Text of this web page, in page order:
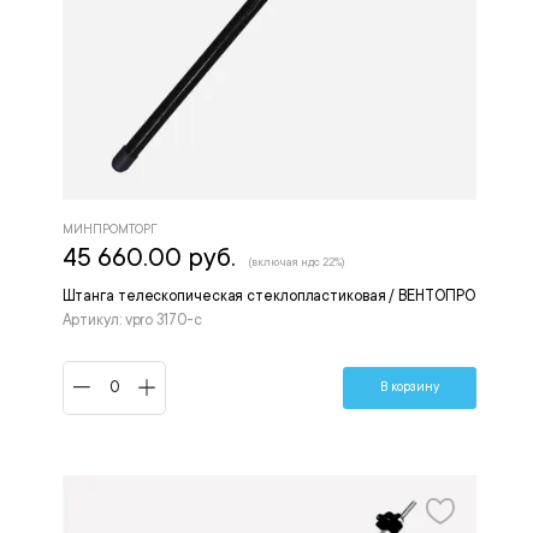
Штанга телескопическая стеклопластиковая / ВЕНТОПРО
Артикул: vpro 3170-с
МИНПРОМТОРГ
45 660.00 руб. (включая ндс 22%)
В корзину